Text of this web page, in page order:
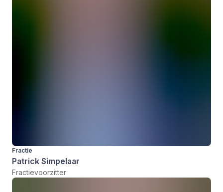
Fractie
Patrick Simpelaar
Fractievoorzitter